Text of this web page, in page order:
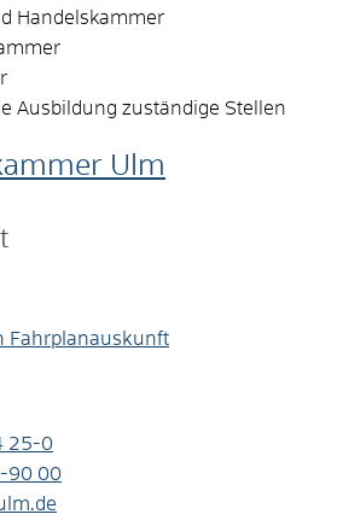
Handelskammer
Ausbildung zuständige Stellen
Ulm
Fahrplanauskunft
25-0
90 00